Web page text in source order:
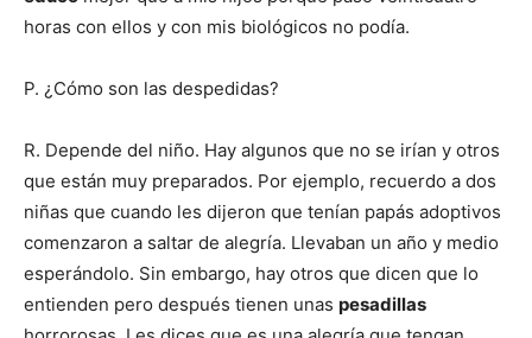
horas con ellos y con mis biológicos no podía.
P. ¿Cómo son las despedidas?
R. Depende del niño. Hay algunos que no se irían y otros
que están muy preparados. Por ejemplo, recuerdo a dos
niñas que cuando les dijeron que tenían papás adoptivos
comenzaron a saltar de alegría. Llevaban un año y medio
esperándolo. Sin embargo, hay otros que dicen que lo
entienden pero después tienen unas pesadillas